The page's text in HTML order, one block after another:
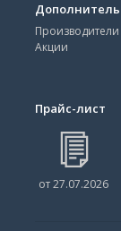
Производители
Акции
Прайс-лист
от 27.07.2026